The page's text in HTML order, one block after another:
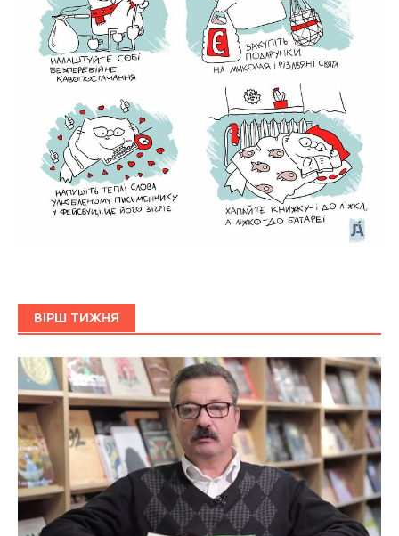
ВІРШ ТИЖНЯ